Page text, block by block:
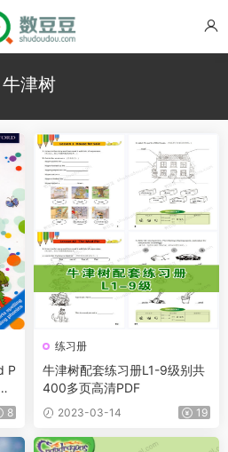
牛津树
P
8
练习册
牛津树配套练习册L1-9级别共
400多页高清PDF
2023-03-14 19